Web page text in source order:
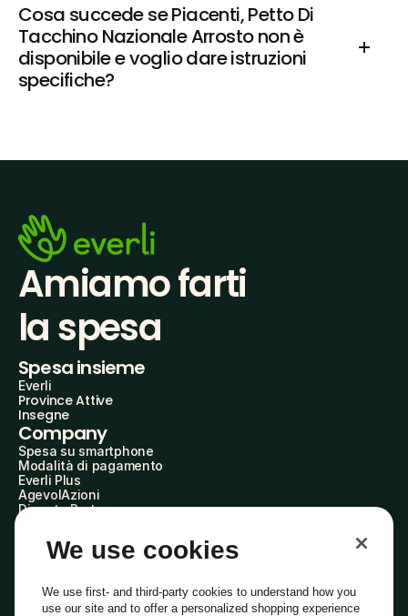
Cosa succede se Piacenti, Petto Di
Tacchino Nazionale Arrosto non è
disponibile e voglio dare istruzioni
specifiche?
Amiamo farti
la spesa
Spesa insieme
Everli
Province Attive
Insegne
Company
Spesa su smartphone
Modalità di pagamento
Everli Plus
AgevolAzioni
Diventa Partner
Everli Shoppers
About Us
Everli News
Domande frequenti
We use cookies
We use first- and third-party cookies to understand how you
use our site and to offer a personalized shopping experience